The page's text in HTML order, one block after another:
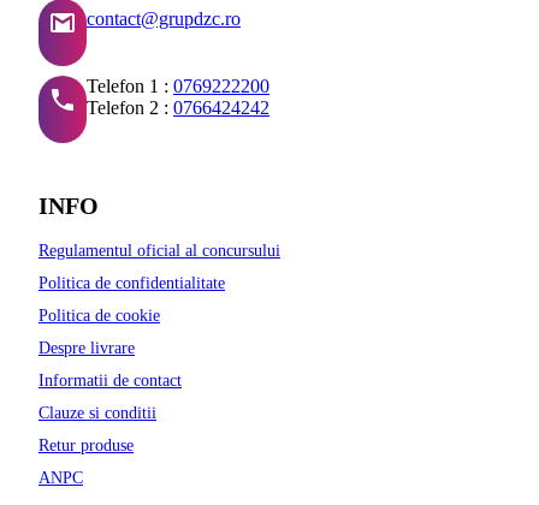
contact@grupdzc.ro
Telefon 1 : 0769222200
Telefon 2 : 0766424242
INFO
Regulamentul oficial al concursului
Politica de confidentialitate
Politica de cookie
Despre livrare
Informatii de contact
Clauze si conditii
Retur produse
ANPC